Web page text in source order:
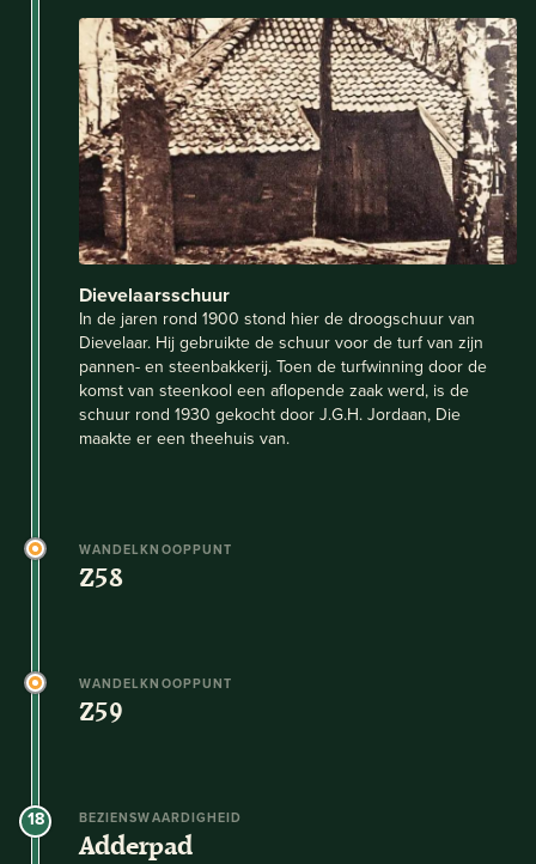
Dievelaarsschuur
In de jaren rond 1900 stond hier de droogschuur van
Dievelaar. Hij gebruikte de schuur voor de turf van zijn
pannen- en steenbakkerij. Toen de turfwinning door de
komst van steenkool een aflopende zaak werd, is de
schuur rond 1930 gekocht door J.G.H. Jordaan, Die
maakte er een theehuis van.
WANDELKNOOPPUNT
Z58
WANDELKNOOPPUNT
Z59
18 BEZIENSWAARDIGHEID
Adderpad